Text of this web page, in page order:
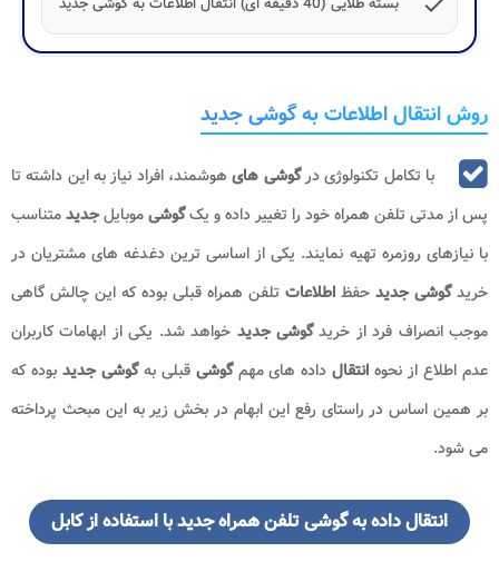
روش انتقال اطلاعات به گوشی جدید
با تکامل تکنولوژی درگوشی های هوشمند، افراد نیاز به این داشته تا
پس از مدتی تلفن همراه خود را تغییر داده و یکگوشیموبایلجدیدمتناسب
با نیازهای روزمره تهیه نمایند. یکی از اساسی ترین دغدغه های مشتریان در
خریدگوشی جدید حفظ اطلاعات تلفن همراه قبلی بوده که این چالش گاهی
موجب انصراف فرد از خریدگوشی جدید خواهد شد. یکی از ابهامات کاربران
عدم اطلاع از نحوه انتقال داده های مهمگوشیقبلی بهگوشی جدیدبوده که
بر همین اساس در راستای رفع این ابهام در بخش زیر به این مبحث پرداخته
می شود.
انتقال داده به گوشی تلفن همراه جدید با استفاده از کابل